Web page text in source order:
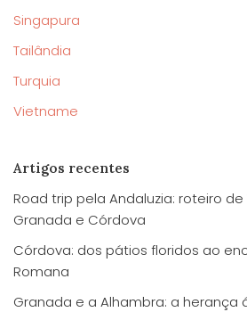
Singapura
Tailândia
Turquia
Vietname
Artigos recentes
Road trip pela Andaluzia: roteiro de
Granada e Córdova
Córdova: dos pátios floridos ao
Romana
Granada e a Alhambra: a herança